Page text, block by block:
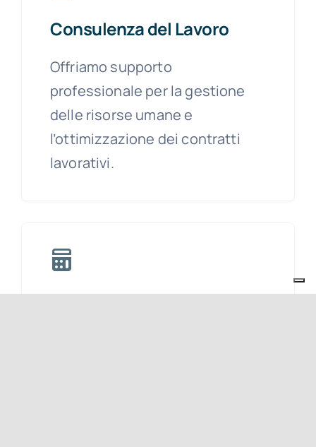
Consulenza del Lavoro
Offriamo supporto
professionale per la gestione
delle risorse umane e
l’ottimizzazione dei contratti
lavorativi.
Elaborazione Paghe